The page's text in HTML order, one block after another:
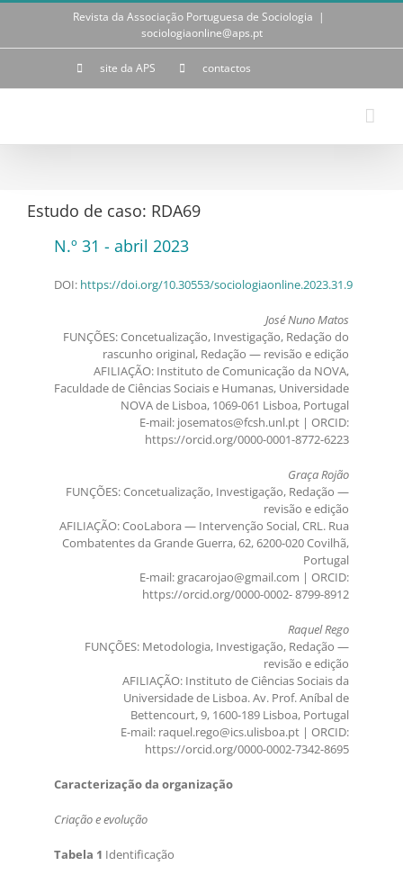
Skip
Revista da Associação Portuguesa de Sociologia |
sociologiaonline@aps.pt
site da APS contactos
Estudo de caso: RDA69
N.º 31 - abril 2023
DOI: https://doi.org/10.30553/sociologiaonline.2023.31.9
José Nuno Matos
FUNÇÕES: Concetualização, Investigação, Redação do
rascunho original, Redação — revisão e edição
AFILIAÇÃO: Instituto de Comunicação da NOVA,
Faculdade de Ciências Sociais e Humanas, Universidade
NOVA de Lisboa, 1069-061 Lisboa, Portugal
E-mail: josematos@fcsh.unl.pt | ORCID:
https://orcid.org/0000-0001-8772-6223
Graça Rojão
FUNÇÕES: Concetualização, Investigação, Redação —
revisão e edição
AFILIAÇÃO: CooLabora — Intervenção Social, CRL. Rua
Combatentes da Grande Guerra, 62, 6200-020 Covilhã,
Portugal
E-mail: gracarojao@gmail.com | ORCID:
https://orcid.org/0000-0002- 8799-8912
Raquel Rego
FUNÇÕES: Metodologia, Investigação, Redação —
revisão e edição
AFILIAÇÃO: Instituto de Ciências Sociais da
Universidade de Lisboa. Av. Prof. Aníbal de
Bettencourt, 9, 1600-189 Lisboa, Portugal
E-mail: raquel.rego@ics.ulisboa.pt | ORCID:
https://orcid.org/0000-0002-7342-8695
Caracterização da organização
Criação e evolução
Tabela 1 Identificação